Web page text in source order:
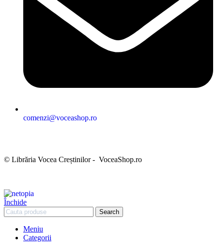
comenzi@voceashop.ro
© Librăria Vocea Creștinilor - VoceaShop.ro
Închide
Search
Meniu
Categorii